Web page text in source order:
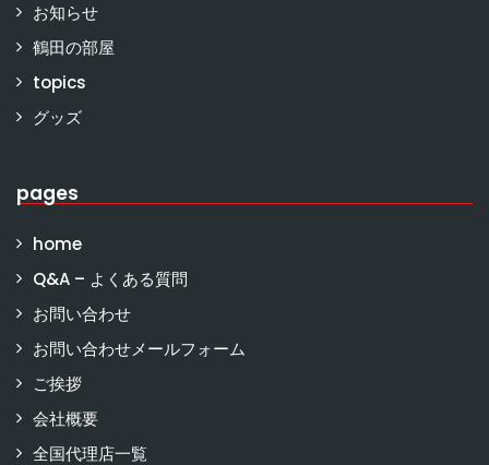
お知らせ
鶴田の部屋
topics
グッズ
pages
home
Q&A – よくある質問
お問い合わせ
お問い合わせメールフォーム
ご挨拶
会社概要
全国代理店一覧